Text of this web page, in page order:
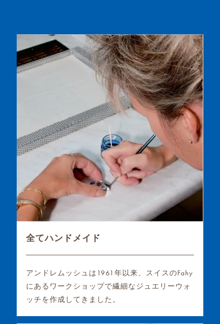
全てハンドメイド
アンドレムッシュは1961年以来、スイスのFahy
にあるワークショップで繊細なジュエリーウォ
ッチを作成してきました。